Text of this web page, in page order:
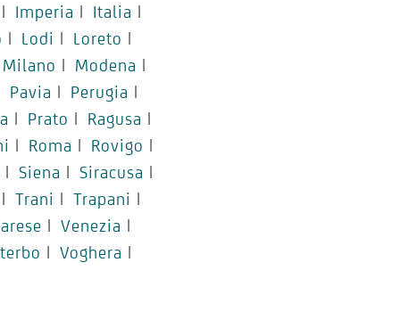
| Imperia | Italia |
| Lodi | Loreto |
Milano | Modena |
Pavia | Perugia |
| Prato | Ragusa |
| Roma | Rovigo |
| Siena | Siracusa |
| Trani | Trapani |
| Venezia |
| Voghera |